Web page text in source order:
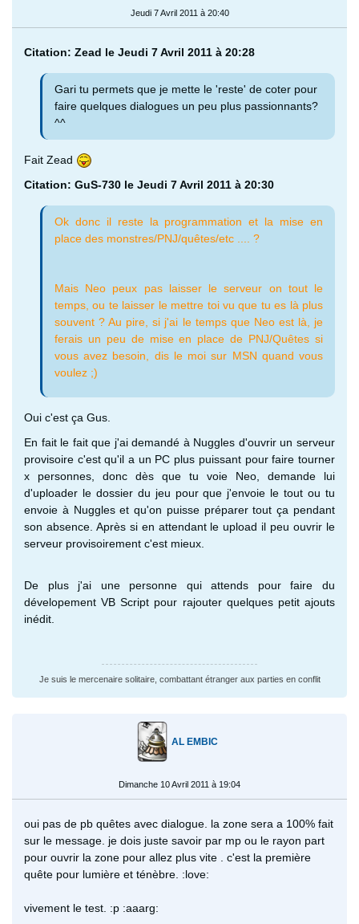
Jeudi 7 Avril 2011 à 20:40
Citation: Zead le Jeudi 7 Avril 2011 à 20:28
Gari tu permets que je mette le 'reste' de coter pour
faire quelques dialogues un peu plus passionnants?
^^
Fait Zead
Citation: GuS-730 le Jeudi 7 Avril 2011 à 20:30
Ok donc il reste la programmation et la mise en
place des monstres/PNJ/quêtes/etc .... ?
Mais Neo peux pas laisser le serveur on tout le
temps, ou te laisser le mettre toi vu que tu es là plus
souvent ? Au pire, si j'ai le temps que Neo est là, je
ferais un peu de mise en place de PNJ/Quêtes si
vous avez besoin, dis le moi sur MSN quand vous
voulez ;)
Oui c'est ça Gus.
En fait le fait que j'ai demandé à Nuggles d'ouvrir un serveur
provisoire c'est qu'il a un PC plus puissant pour faire tourner
x personnes, donc dès que tu voie Neo, demande lui
d'uploader le dossier du jeu pour que j'envoie le tout ou tu
envoie à Nuggles et qu'on puisse préparer tout ça pendant
son absence. Après si en attendant le upload il peu ouvrir le
serveur provisoirement c'est mieux.
De plus j'ai une personne qui attends pour faire du
dévelopement VB Script pour rajouter quelques petit ajouts
inédit.
Je suis le mercenaire solitaire, combattant étranger aux parties en conflit
AL EMBIC
Dimanche 10 Avril 2011 à 19:04
oui pas de pb quêtes avec dialogue. la zone sera a 100% fait
sur le message. je dois juste savoir par mp ou le rayon part
pour ouvrir la zone pour allez plus vite . c'est la première
quête pour lumière et ténèbre. :love:
vivement le test. :p :aaarg: